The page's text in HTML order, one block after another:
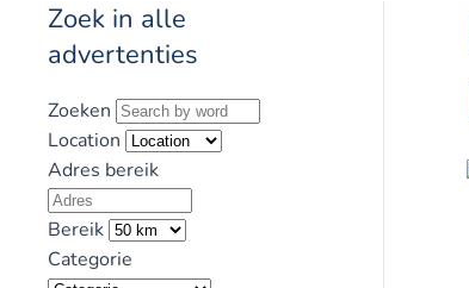
Zoek in alle
advertenties
Zoeken
Location
Adres bereik
Bereik
Categorie